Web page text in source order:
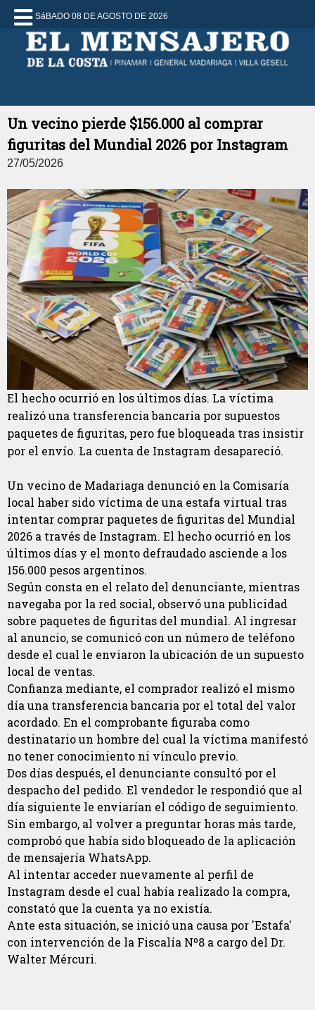
SáBADO 08 DE AGOSTO DE 2026
Un vecino pierde $156.000 al comprar
figuritas del Mundial 2026 por Instagram
27/05/2026
El hecho ocurrió en los últimos días. La víctima
realizó una transferencia bancaria por supuestos
paquetes de figuritas, pero fue bloqueada tras insistir
por el envío. La cuenta de Instagram desapareció.
Un vecino de Madariaga denunció en la Comisaría
local haber sido víctima de una estafa virtual tras
intentar comprar paquetes de figuritas del Mundial
2026 a través de Instagram. El hecho ocurrió en los
últimos días y el monto defraudado asciende a los
156.000 pesos argentinos.
Según consta en el relato del denunciante, mientras
navegaba por la red social, observó una publicidad
sobre paquetes de figuritas del mundial. Al ingresar
al anuncio, se comunicó con un número de teléfono
desde el cual le enviaron la ubicación de un supuesto
local de ventas.
Confianza mediante, el comprador realizó el mismo
día una transferencia bancaria por el total del valor
acordado. En el comprobante figuraba como
destinatario un hombre del cual la víctima manifestó
no tener conocimiento ni vínculo previo.
Dos días después, el denunciante consultó por el
despacho del pedido. El vendedor le respondió que al
día siguiente le enviarían el código de seguimiento.
Sin embargo, al volver a preguntar horas más tarde,
comprobó que había sido bloqueado de la aplicación
de mensajería WhatsApp.
Al intentar acceder nuevamente al perfil de
Instagram desde el cual había realizado la compra,
constató que la cuenta ya no existía.
Ante esta situación, se inició una causa por 'Estafa'
con intervención de la Fiscalía Nº8 a cargo del Dr.
Walter Mércuri.